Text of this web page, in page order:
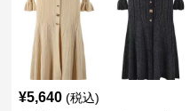
¥5,640 (税込)